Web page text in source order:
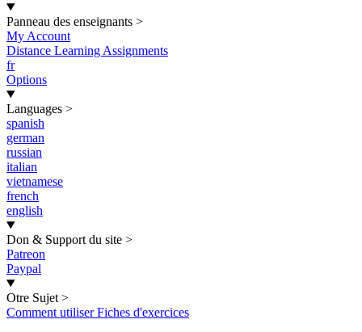
Panneau des enseignants >
My Account
Distance Learning Assignments
fr
Options
Languages >
spanish
german
russian
italian
vietnamese
french
english
Don & Support du site >
Patreon
Paypal
Otre Sujet >
Comment utiliser Fiches d'exercices